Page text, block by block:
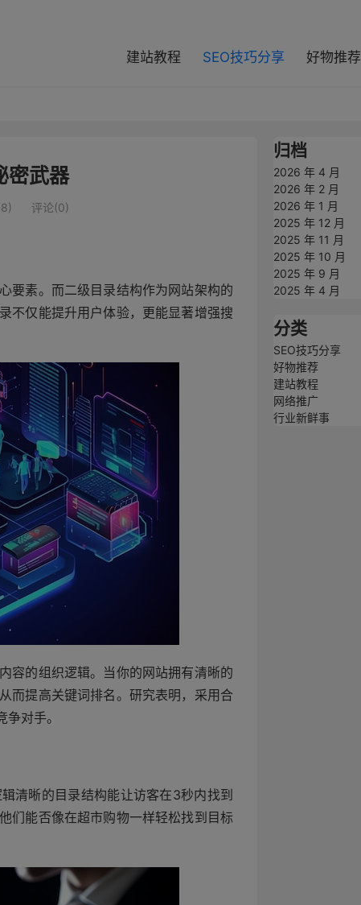
建站教程 SEO技巧分享 好物推荐
密武器
评论(0)
要素。而二级目录结构作为网站架构的
不仅能提升用户体验，更能显著增强搜
容的组织逻辑。当你的网站拥有清晰的
而提高关键词排名。研究表明，采用合
对手。
清晰的目录结构能让访客在3秒内找到
们能否像在超市购物一样轻松找到目标
归档
2026 年 4 月
2026 年 2 月
2026 年 1 月
2025 年 12 月
2025 年 11 月
2025 年 10 月
2025 年 9 月
2025 年 4 月
分类
SEO技巧分享
好物推荐
建站教程
网络推广
行业新鲜事